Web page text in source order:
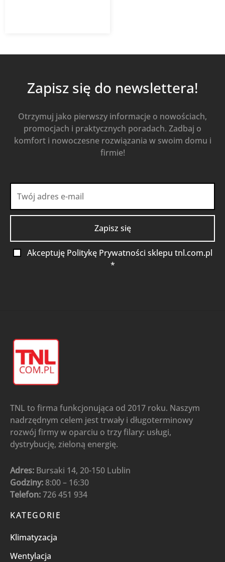
Zapisz się do newslettera!
Otrzymuj jako pierwszy informacje o nowościach,
promocjach i praktycznych poradach. Zadbaj o
komfort i nowoczesne rozwiązania w swoim domu i
firmie!
Akceptuję Politykę Prywatności sklepu tnl.com.pl
*
TNL to firma funkcjonująca od 2017 roku. Naszym
nadrzędnym celem jest trwały i długoterminowy
rozwój firmy w oparciu o trzy filary: usługi,
dystrybucję, zieloną energię.
Adres: Bursaki 14, 20-150 Lublin
Godziny: 8:00 – 16:30
Telefon:726 451 934
KATEGORIE
Klimatyzacja
Wentylacja